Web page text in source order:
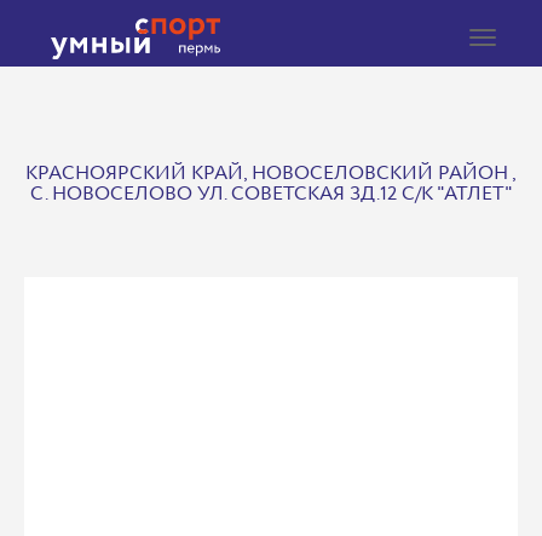
Toggle
КРАСНОЯРСКИЙ КРАЙ, НОВОСЕЛОВСКИЙ РАЙОН ,
С. НОВОСЕЛОВО УЛ. СОВЕТСКАЯ ЗД.12 С/К "АТЛЕТ"